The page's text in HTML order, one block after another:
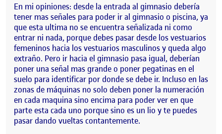
En mi opiniones: desde la entrada al gimnasio debería
tener mas señales para poder ir al gimnasio o piscina, ya
que esta ultima no se encuentra señalizada ni como
entrar ni nada, porque debes pasar desde los vestuarios
femeninos hacia los vestuarios masculinos y queda algo
extraño. Pero ir hacia el gimnasio pasa igual, deberían
poner una señal mas grande o poner pegatinas en el
suelo para identificar por donde se debe ir. Incluso en las
zonas de máquinas no solo deben poner la numeración
en cada maquina sino encima para poder ver en que
parte esta cada uno porque sino es un lio y te puedes
pasar dando vueltas contantemente.